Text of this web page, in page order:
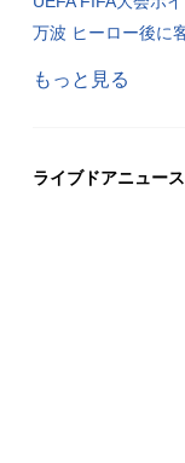
万波 ヒーロー後に
もっと見る
ライブドアニュー